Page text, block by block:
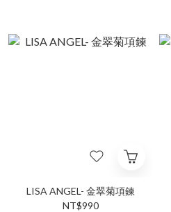
LISA ANGEL- 金翠菊項鍊
NT$990